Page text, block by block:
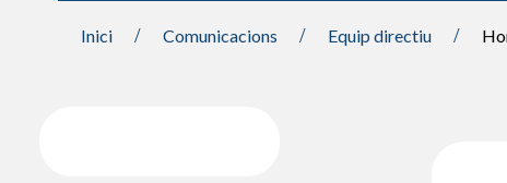
Inici Comunicacions Equip directiu